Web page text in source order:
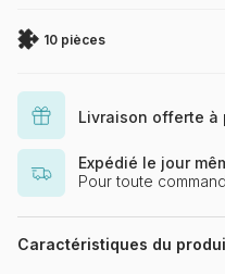
10 pièces
Livraison offerte
Expédié le jour
Pour toute
Caractéristiques du